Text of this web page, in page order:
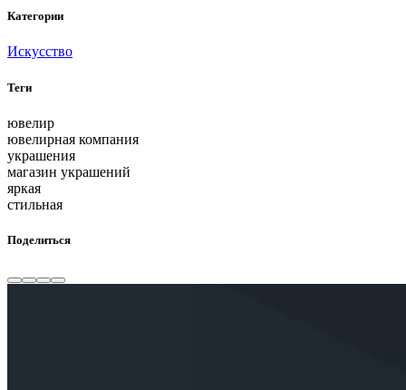
Категории
Искусство
Теги
ювелир
ювелирная компания
украшения
магазин украшений
яркая
стильная
Поделиться